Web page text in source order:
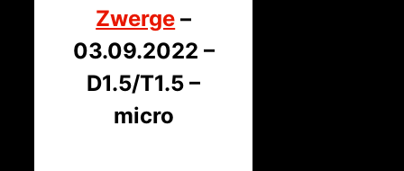
Zwerge –
03.09.2022 –
D1.5/T1.5 –
micro